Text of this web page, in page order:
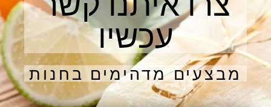
עכשיו
מבצעים מדהימים בחנות